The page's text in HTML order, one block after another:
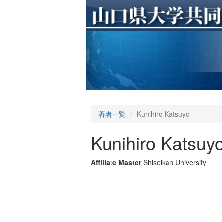
著者一覧 Kunihiro Katsuyo
Kunihiro
Affiliate Master Shiseikan University